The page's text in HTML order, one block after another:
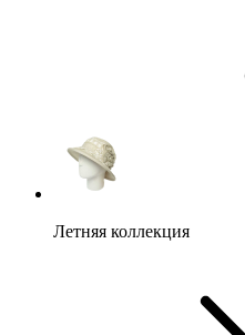
Летняя коллекция